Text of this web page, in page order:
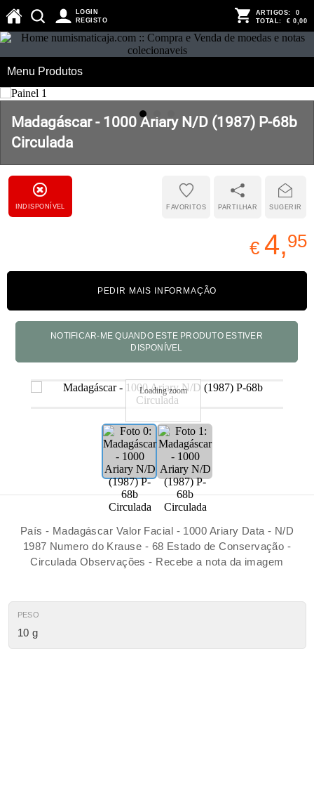
LOGIN
REGISTO
ARTIGOS: 0
TOTAL: € 0,00
Menu Produtos
Madagáscar - 1000 Ariary N/D (1987) P-68b
Circulada
INDISPONÍVEL SUGERIR
PARTILHAR
FAVORITOS
€ 4,95
PEDIR MAIS INFORMAÇÃO
Loading zoom
País - Madagáscar Valor Facial - 1000 Ariary Data - N/D
1987 Numero do Krause - 68 Estado de Conservação -
Circulada Observações - Recebe a nota da imagem
PESO
10 g